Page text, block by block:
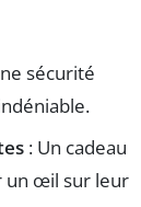
sécurité
: Un cadeau
un œil sur leur